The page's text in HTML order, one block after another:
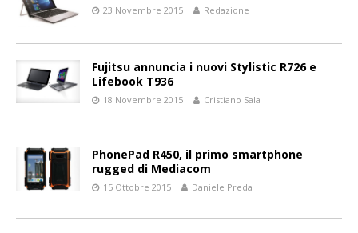
23 Novembre 2015 Redazione
Fujitsu annuncia i nuovi Stylistic R726 e
Lifebook T936
18 Novembre 2015 Cristiano Sala
PhonePad R450, il primo smartphone
rugged di Mediacom
15 Ottobre 2015 Daniele Preda